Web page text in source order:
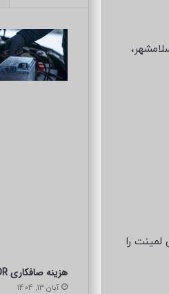
را
هزینه صافکاری PDR در تهران چقدر است؟
آبان 13, 1404